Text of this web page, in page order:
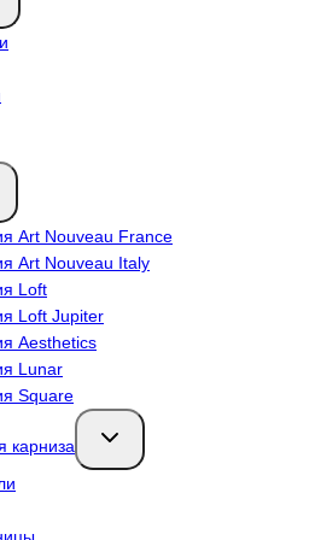
Art Nouveau France
Art Nouveau Italy
Loft
Loft Jupiter
Aesthetics
Lunar
Square
карниза
Переключить
дочернее